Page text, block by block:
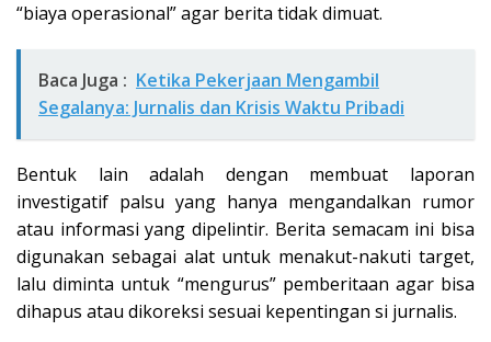
“biaya operasional” agar berita tidak dimuat.
Baca Juga : Ketika Pekerjaan Mengambil
Segalanya: Jurnalis dan Krisis Waktu Pribadi
Bentuk lain adalah dengan membuat laporan
investigatif palsu yang hanya mengandalkan rumor
atau informasi yang dipelintir. Berita semacam ini bisa
digunakan sebagai alat untuk menakut-nakuti target,
lalu diminta untuk “mengurus” pemberitaan agar bisa
dihapus atau dikoreksi sesuai kepentingan si jurnalis.